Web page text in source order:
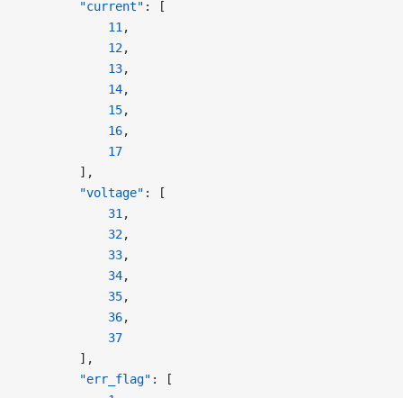
        "current"
: [
            11
,
            12
,
            13
,
            14
,
            15
,
            16
,
            17
        ],
        "voltage"
: [
            31
,
            32
,
            33
,
            34
,
            35
,
            36
,
            37
        ],
        "err_flag"
: [